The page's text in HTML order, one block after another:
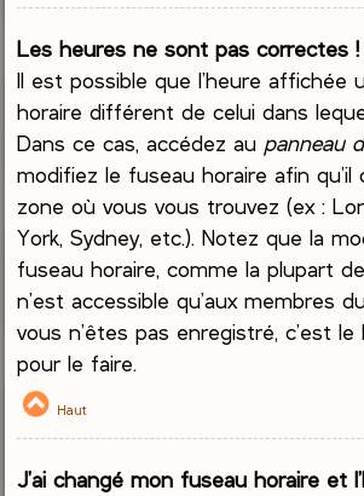
Les heures ne sont pas correctes !
Il est possible que l’heure affichée
horaire différent de celui dans
Dans ce cas, accédez au panneau
modifiez le fuseau horaire afin qu’il
zone où vous vous trouvez (ex :
York, Sydney, etc.). Notez que la
fuseau horaire, comme la plupart
n’est accessible qu’aux membres
vous n’êtes pas enregistré, c’est
pour le faire.
Haut
J’ai changé mon fuseau horaire et